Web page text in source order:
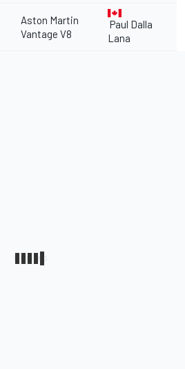
Aston Martin
Vantage V8
Paul Dalla
Lana